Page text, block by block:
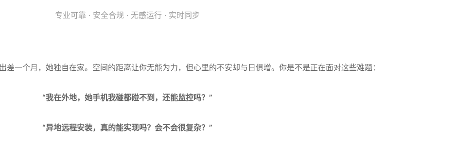
专业可靠 · 安全合规 · 无感运行 · 实时同步
差一个月，她独自在家。空间的距离让你无能为力，但心里的不安却与日俱增。你是不是正在面对这些难题：
“我在外地，她手机我碰都碰不到，还能监控吗？”
“异地远程安装，真的能实现吗？会不会很复杂？”